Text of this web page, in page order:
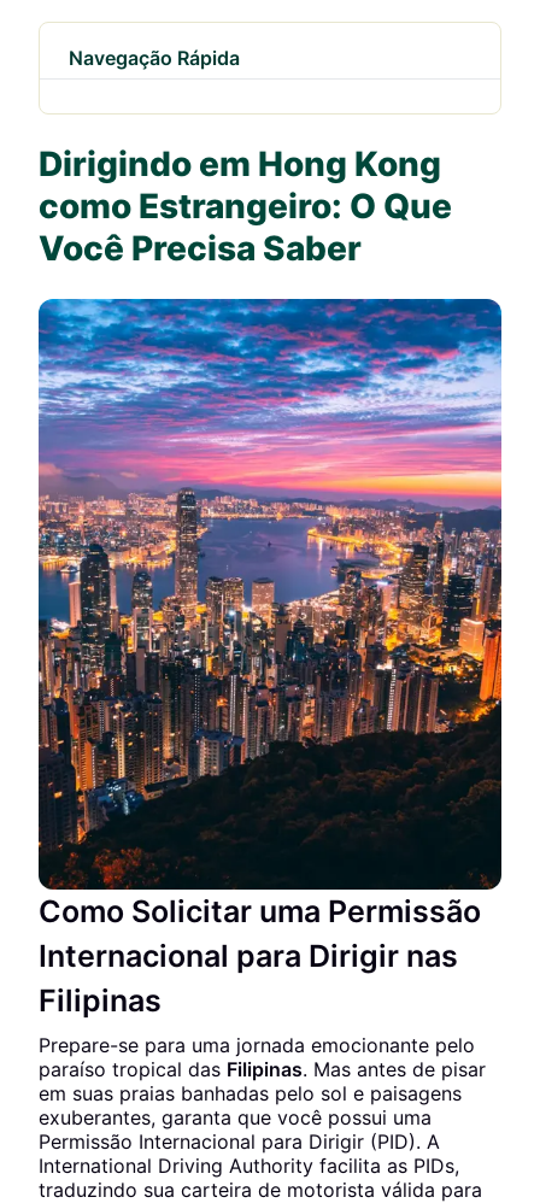
Navegação Rápida
Dirigindo em Hong Kong
como Estrangeiro: O Que
Você Precisa Saber
Como Solicitar uma Permissão
Internacional para Dirigir nas
Filipinas
Prepare-se para uma jornada emocionante pelo
paraíso tropical das Filipinas. Mas antes de pisar
em suas praias banhadas pelo sol e paisagens
exuberantes, garanta que você possui uma
Permissão Internacional para Dirigir (PID). A
International Driving Authority facilita as PIDs,
traduzindo sua carteira de motorista válida para